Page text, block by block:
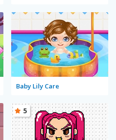
Baby Lily Care
5